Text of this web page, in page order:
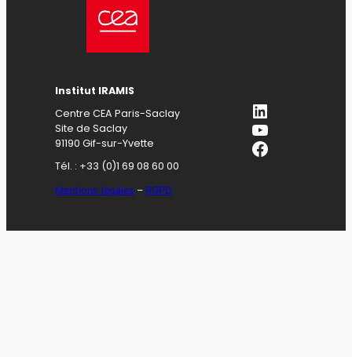
Institut IRAMIS
Centre CEA Paris-Saclay
Site de Saclay
91190 Gif-sur-Yvette
Tél. : +33 (0)1 69 08 60 00
Mentions légales – RGPD
LinkedIn
YouTube
Facebook